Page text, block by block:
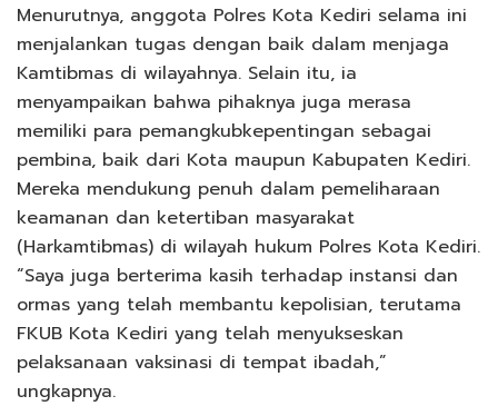
Menurutnya, anggota Polres Kota Kediri selama ini
menjalankan tugas dengan baik dalam menjaga
Kamtibmas di wilayahnya. Selain itu, ia
menyampaikan bahwa pihaknya juga merasa
memiliki para pemangkubkepentingan sebagai
pembina, baik dari Kota maupun Kabupaten Kediri.
Mereka mendukung penuh dalam pemeliharaan
keamanan dan ketertiban masyarakat
(Harkamtibmas) di wilayah hukum Polres Kota Kediri.
“Saya juga berterima kasih terhadap instansi dan
ormas yang telah membantu kepolisian, terutama
FKUB Kota Kediri yang telah menyukseskan
pelaksanaan vaksinasi di tempat ibadah,”
ungkapnya.